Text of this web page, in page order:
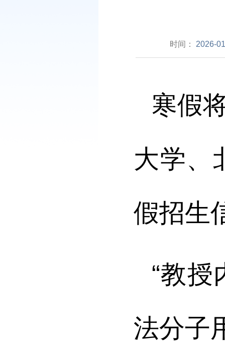
时间： 2026-
寒假
大学、
假招生
“教授
法分子